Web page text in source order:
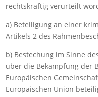
rechtskräftig verurteilt
a) Beteiligung an einer
Artikels 2 des
b) Bestechung im Sinne
über die Bekämpfung der
Europäischen
Europäischen Union